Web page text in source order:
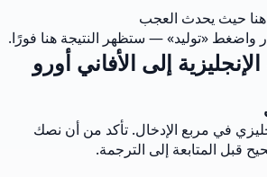
هنا حيث يحدث العجب
واضغط «توليد» — ستظهر النتيجة هنا فورًا.
إلى الأفاني أورو
في مربع الإدخال. تأكد من أن نصك
المتابعة إلى الترجمة.